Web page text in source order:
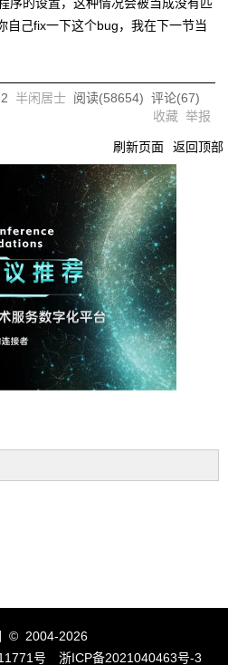
自己fix一下这个bug，我在下一节当
半闲居士 阅读(58654) 评论(67)
收藏 举报
刷新页面 返回顶部
© 2004-2026
号
浙ICP备2021040463号-3